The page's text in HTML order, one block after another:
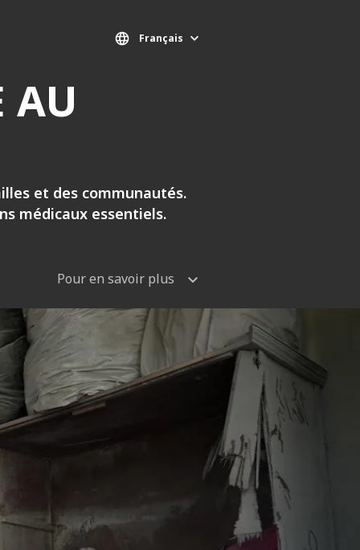
Français
AU
et des communautés.
médicaux essentiels.
Pour en savoir plus